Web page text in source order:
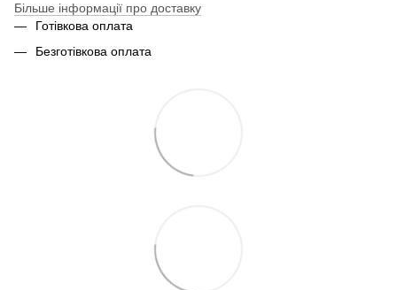
Більше інформації про доставку
Готівкова оплата
Безготівкова оплата